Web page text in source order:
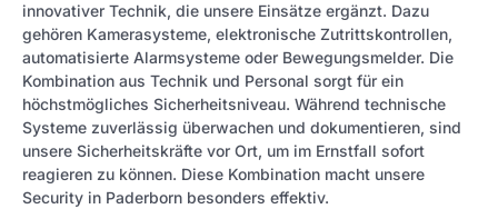
innovativer Technik, die unsere Einsätze ergänzt. Dazu
gehören Kamerasysteme, elektronische Zutrittskontrollen,
automatisierte Alarmsysteme oder Bewegungsmelder. Die
Kombination aus Technik und Personal sorgt für ein
höchstmögliches Sicherheitsniveau. Während technische
Systeme zuverlässig überwachen und dokumentieren, sind
unsere Sicherheitskräfte vor Ort, um im Ernstfall sofort
reagieren zu können. Diese Kombination macht unsere
Security in Paderborn besonders effektiv.